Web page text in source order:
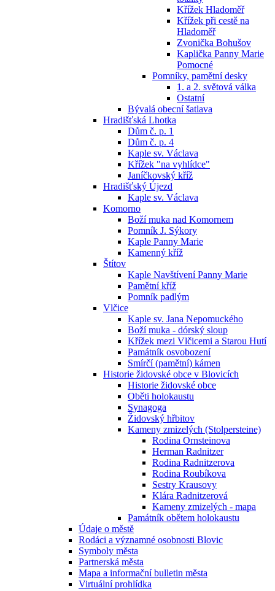
Křížek Hladoměř
Křížek při cestě na
Hladoměř
Zvonička Bohušov
Kaplička Panny Marie
Pomocné
Pomníky, pamětní desky
1. a 2. světová válka
Ostatní
Bývalá obecní šatlava
Hradišťská Lhotka
Dům č. p. 1
Dům č. p. 4
Kaple sv. Václava
Křížek "na vyhlídce"
Janíčkovský kříž
Hradišťský Újezd
Kaple sv. Václava
Komorno
Boží muka nad Komornem
Pomník J. Sýkory
Kaple Panny Marie
Kamenný kříž
Štítov
Kaple Navštívení Panny Marie
Pamětní kříž
Pomník padlým
Vlčice
Kaple sv. Jana Nepomuckého
Boží muka - dórský sloup
Křížek mezi Vlčicemi a Starou Hutí
Památník osvobození
Smírčí (pamětní) kámen
Historie židovské obce v Blovicích
Historie židovské obce
Oběti holokaustu
Synagoga
Židovský hřbitov
Kameny zmizelých (Stolpersteine)
Rodina Ornsteinova
Herman Radnitzer
Rodina Radnitzerova
Rodina Roubíkova
Sestry Krausovy
Klára Radnitzerová
Kameny zmizelých - mapa
Památník obětem holokaustu
Údaje o městě
Rodáci a významné osobnosti Blovic
Symboly města
Partnerská města
Mapa a informační bulletin města
Virtuální prohlídka